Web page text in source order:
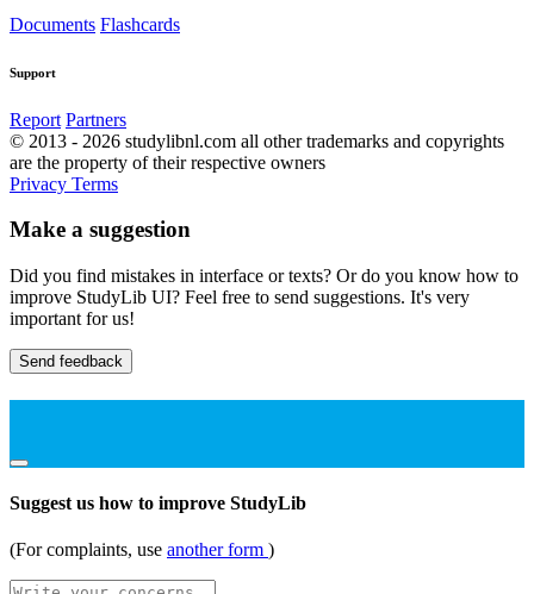
Documents Flashcards
Support
Report Partners
© 2013 - 2026 studylibnl.com all other trademarks and copyrights
are the property of their respective owners
Privacy Terms
Make a suggestion
Did you find mistakes in interface or texts? Or do you know how to
improve StudyLib UI? Feel free to send suggestions. It's very
important for us!
Send feedback
Suggest us how to improve StudyLib
(For complaints, use another form )